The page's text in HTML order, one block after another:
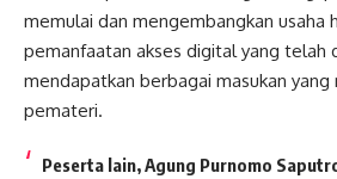
memulai dan mengembangkan usaha
pemanfaatan akses digital yang telah
mendapatkan berbagai masukan
pemateri.
Peserta lain, Agung Purnomo